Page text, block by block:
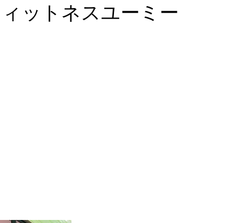
ットネスユーミー